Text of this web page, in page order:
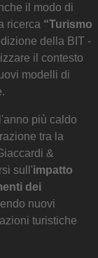
il modo di
ricerca “Turismo
della BIT -
il contesto
modelli di
più caldo
tra la
&
sull'impatto
dei
nuovi
turistiche